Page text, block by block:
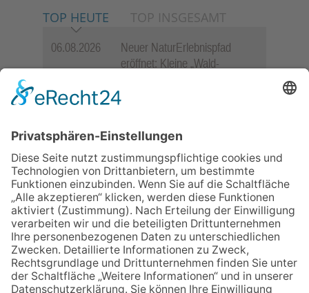
TOP HEUTE TOP INSGESAMT
06.08.2026
Neuer NaturErlebnispfad
eröffnet: Kleine „Wald-
Königstein beben
Heimat“ – Lions-Präsident
Jürgen Rohrmann setzt auf
Gemeinschaft und Bewährtes
06.08.2026
Baustellenführung führt auch in
die Zukunft der Stadt
Königstein
06.08.2026
Schulranzen schenken Kindern
einen guten Start